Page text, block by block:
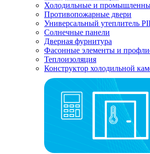
Холодильные и
Противопожарные двери
Универсальный утеплитель
Солнечные панели
Дверная фурнитура
Фасонные элементы и
Теплоизоляция
Конструктор холодильной